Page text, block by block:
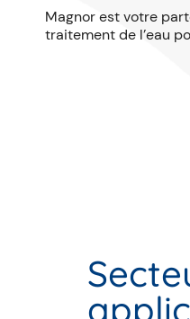
Magnor est votre
traitement de l’eau